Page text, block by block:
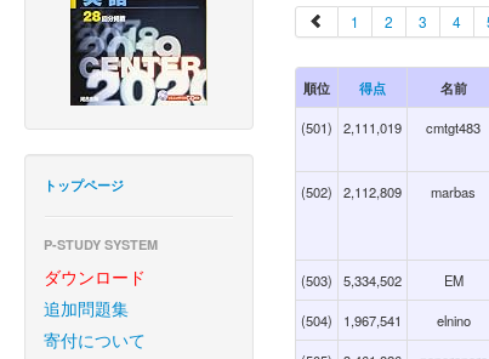
トップページ
P-STUDY SYSTEM
ダウンロード
追加問題集
寄付について
1 2 3 4
順位 得点 名前
(501) 2,111,019 cmtgt483
(502) 2,112,809 marbas
(503) 5,334,502 EM
(504) 1,967,541 elnino